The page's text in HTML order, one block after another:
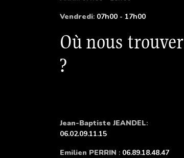
Vendredi: 07h00 - 17h00
Où nous trouver
?
Jean-Baptiste JEANDEL:
06.02.09.11.15
Emilien PERRIN : 06.89.18.48.47